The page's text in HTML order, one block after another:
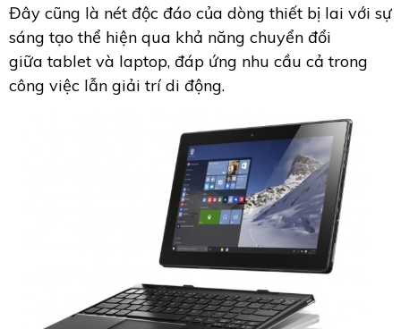
Đây cũng là nét độc đáo của dòng thiết bị lai với sự
sáng tạo thể hiện qua khả năng chuyển đổi
giữa tablet và laptop, đáp ứng nhu cầu cả trong
công việc lẫn giải trí di động.